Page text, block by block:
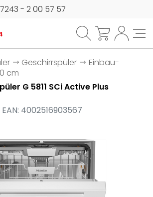
- 2 00 57 57
Geschirrspüler
Einbau-
cm
G 5811 SCi Active Plus
EAN: 4002516903567